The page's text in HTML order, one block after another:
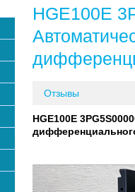
HGE100E
Отзывы
HGE100E